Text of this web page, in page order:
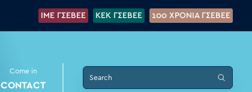
IME ΓΣΕΒΕΕ KEK ΓΣΕΒΕΕ 100 XPONIA ΓΣΕΒΕΕ
Come in
CONTACT